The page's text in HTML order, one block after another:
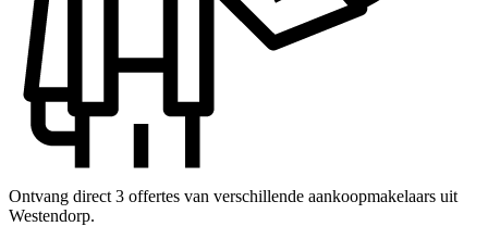
Ontvang direct 3 offertes van verschillende aankoopmakelaars uit
Westendorp.